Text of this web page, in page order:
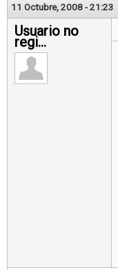
11 Octubre, 2008 - 21:23
Usuario no
regi...